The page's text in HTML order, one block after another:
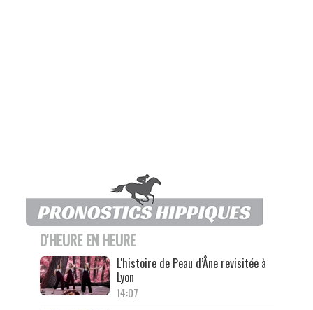
D'HEURE EN HEURE
L'histoire de Peau d’Âne revisitée à
Lyon
14:07